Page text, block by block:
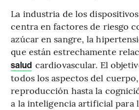
La industria de los
centra en factores de riesgo
azúcar en sangre, la
que están estrechamente
salud cardiovascular. El
todos los aspectos del
reproducción hasta la
a la inteligencia artificial para